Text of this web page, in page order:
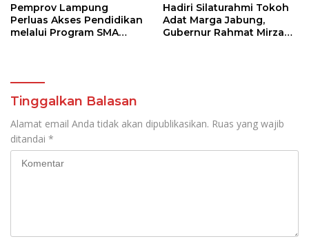
Pemprov Lampung
Perluas Akses Pendidikan
melalui Program SMA
Hadiri Silaturahmi Tokoh
Adat Marga Jabung,
Gubernur Rahmat Mirzani
Tinggalkan Balasan
Alamat email Anda tidak akan dipublikasikan. Ruas yang wajib
ditandai *